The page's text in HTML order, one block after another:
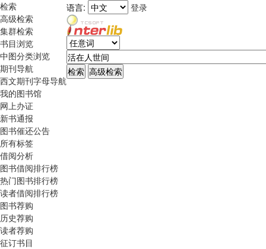
检索
高级检索
集群检索
书目浏览
中图分类浏览
期刊导航
西文期刊字母导航
我的图书馆
网上办证
新书通报
图书催还公告
所有标签
借阅分析
图书借阅排行榜
热门图书排行榜
读者借阅排行榜
图书荐购
历史荐购
读者荐购
征订书目
语言: 登录